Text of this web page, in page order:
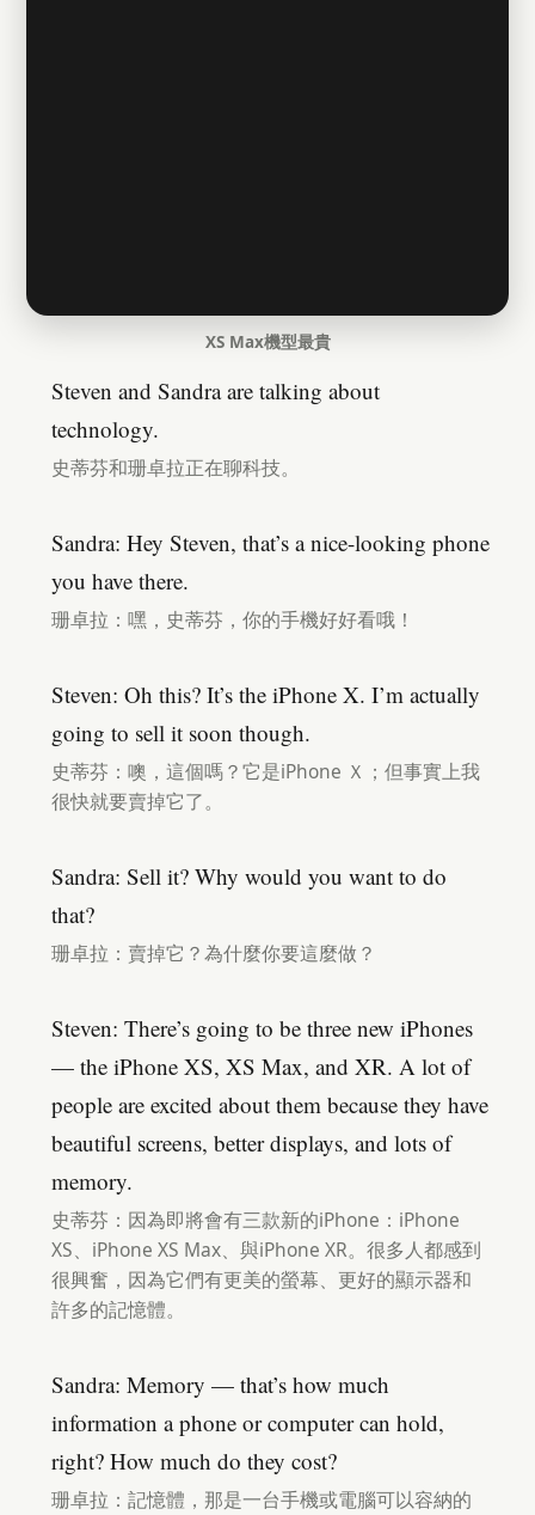
XS Max機型最貴
Steven and Sandra are talking about
technology.
史蒂芬和珊卓拉正在聊科技。
Sandra: Hey Steven, that’s a nice-looking phone
you have there.
珊卓拉：嘿，史蒂芬，你的手機好好看哦！
Steven: Oh this? It’s the iPhone X. I’m actually
going to sell it soon though.
史蒂芬：噢，這個嗎？它是iPhone Ｘ；但事實上我
很快就要賣掉它了。
Sandra: Sell it? Why would you want to do
that?
珊卓拉：賣掉它？為什麼你要這麼做？
Steven: There’s going to be three new iPhones
— the iPhone XS, XS Max, and XR. A lot of
people are excited about them because they have
beautiful screens, better displays, and lots of
memory.
史蒂芬：因為即將會有三款新的iPhone：iPhone
XS、iPhone XS Max、與iPhone XR。很多人都感到
很興奮，因為它們有更美的螢幕、更好的顯示器和
許多的記憶體。
Sandra: Memory — that’s how much
information a phone or computer can hold,
right? How much do they cost?
珊卓拉：記憶體，那是一台手機或電腦可以容納的